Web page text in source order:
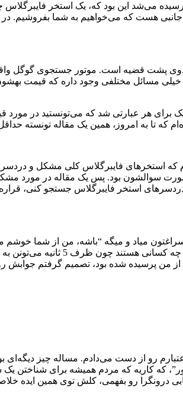
می‌شد این بود که، یک استخر
جانبی هست که می‌خواهیم به شما
پشت قضیه است. موتور جستجوی گوگل
یک برای هر عبارتی شد که می‌تونستید در
حداقل 1.7 میلیون دلار برای شرکت استخر ما سود داشته
استخرهای فایبرگلاس کلی مشکل و
سوالشون بود. پس یک مقاله در مورد
استخر فایبرگلاس جستجو کنی،
میاد و میگه “باشه، من از شما خوشم
مواقع، این فقط یک تسته،
از من پرسیده شده بود، تصمیم گرفتم
رو از دست می‌دادم. مساله چیز دیگه‌ای
که کاریه که مردم همیشه برای شناختن
درونگرا رو بفهمی، کلش توی همین ایده